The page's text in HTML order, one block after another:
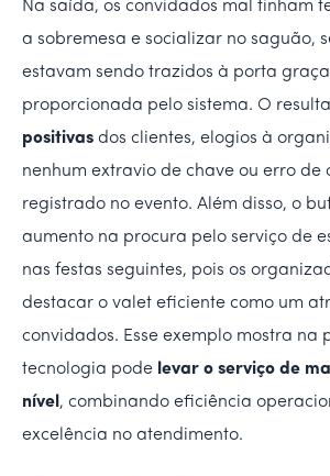
Na saída, os convidados mal tinham
a sobremesa e socializar no saguão,
estavam sendo trazidos à porta
proporcionada pelo sistema. O
positivas dos clientes, elogios à
nenhum extravio de chave ou erro de
registrado no evento. Além disso, o
aumento na procura pelo serviço de
nas festas seguintes, pois os
destacar o valet eficiente como um
convidados. Esse exemplo mostra na
tecnologia pode levar o serviço de
nível , combinando eficiência
excelência no atendimento.